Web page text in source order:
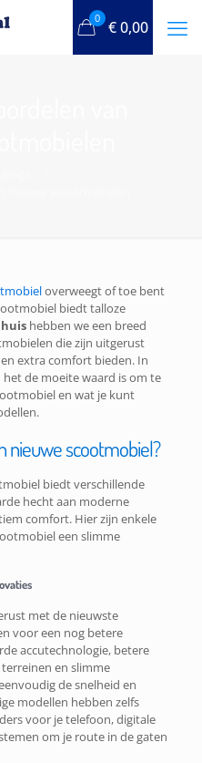
0 €0,00
overweegt of toe bent
biedt talloze
hebben we een breed
die zijn uitgerust
extra comfort bieden. In
de moeite waard is om te
en wat je kunt
nieuwe scootmobiel?
biedt verschillende
hecht aan moderne
comfort. Hier zijn enkele
een slimme
met de nieuwste
voor een nog betere
accutechnologie, betere
en slimme
de snelheid en
modellen hebben zelfs
voor je telefoon, digitale
om je route in de gaten